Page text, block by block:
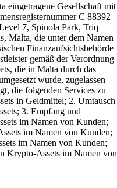
Gesellschaft mit
C 88392
7, Spinola Park, Triq
Malta, die unter dem Namen
Finanzaufsichtsbehörde
gemäß der Verordnung
die in Malta durch das
wurde, zugelassen
die folgenden Services zu
in Geldmittel; 2. Umtausch
3. Empfang und
im Namen von Kunden;
im Namen von Kunden;
im Namen von Kunden;
Krypto-Assets im Namen von